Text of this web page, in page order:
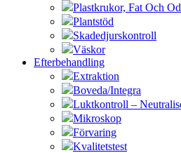
Plastkrukor, Fat Och
Plantstöd
Skadedjurskontroll
Väskor
Efterbehandling
Extraktion
Boveda/Integra
Luktkontroll –
Mikroskop
Förvaring
Kvalitetstest